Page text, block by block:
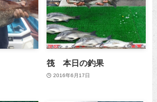
筏 本日の釣果
2016年6月17日